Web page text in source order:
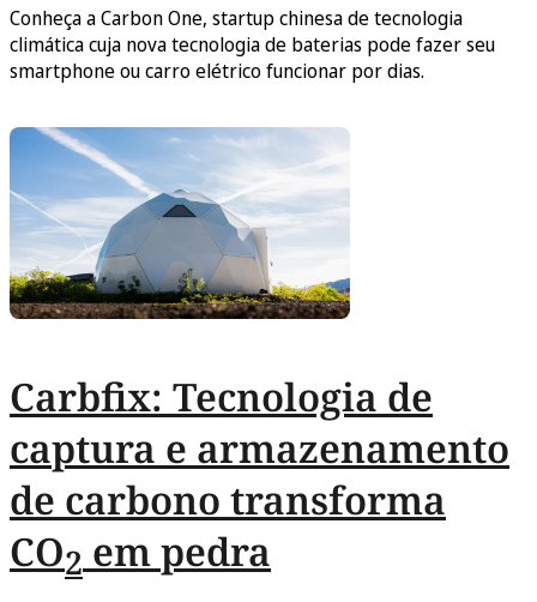
Conheça a Carbon One, startup chinesa de tecnologia
climática cuja nova tecnologia de baterias pode fazer seu
smartphone ou carro elétrico funcionar por dias.
Carbfix: Tecnologia de
captura e armazenamento
de carbono transforma
CO2 em pedra